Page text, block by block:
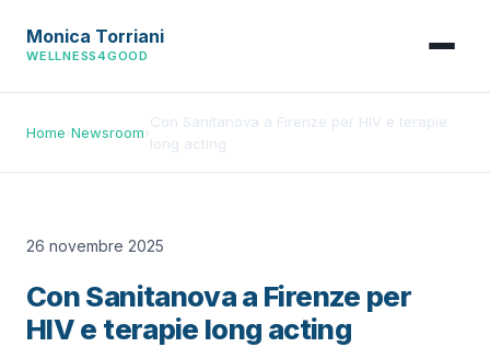
Monica Torriani
WELLNESS4GOOD
Home›Newsroom›
Con Sanitanova a Firenze per HIV e terapie
long acting
26 novembre 2025
Con Sanitanova a Firenze per
HIV e terapie long acting